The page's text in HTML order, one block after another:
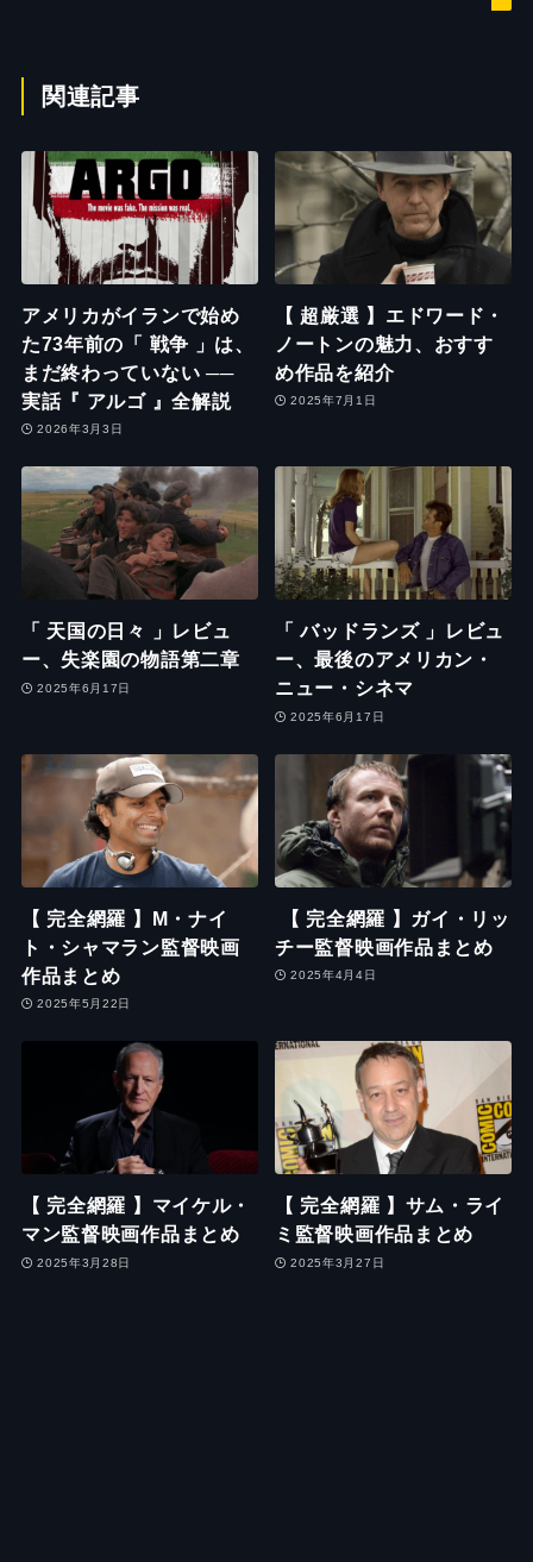
関連記事
アメリカがイランで始め
た73年前の「 戦争 」は、
まだ終わっていない ──
実話『 アルゴ 』全解説
2026年3月3日
【 超厳選 】エドワード・
ノートンの魅力、おすす
め作品を紹介
2025年7月1日
「 天国の日々 」レビュ
ー、失楽園の物語第二章
2025年6月17日
「 バッドランズ 」レビュ
ー、最後のアメリカン・
ニュー・シネマ
2025年6月17日
【 完全網羅 】M・ナイ
ト・シャマラン監督映画
作品まとめ
2025年5月22日
【 完全網羅 】ガイ・リッ
チー監督映画作品まとめ
2025年4月4日
【 完全網羅 】マイケル・
マン監督映画作品まとめ
2025年3月28日
【 完全網羅 】サム・ライ
ミ監督映画作品まとめ
2025年3月27日